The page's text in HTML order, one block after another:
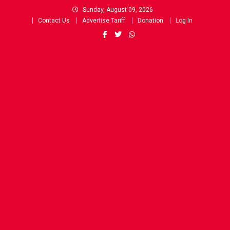
Sunday, August 09, 2026
Contact Us
Advertise Tariff Donation Log In